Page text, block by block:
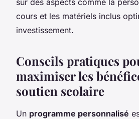
cours et les matériels inclus
investissement.
Conseils pratiques
maximiser les
soutien scolaire
Un programme personnalisé